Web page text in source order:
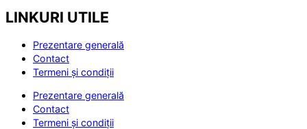
LINKURI UTILE
Prezentare generală
Contact
Termeni și condiții
Prezentare generală
Contact
Termeni și condiții